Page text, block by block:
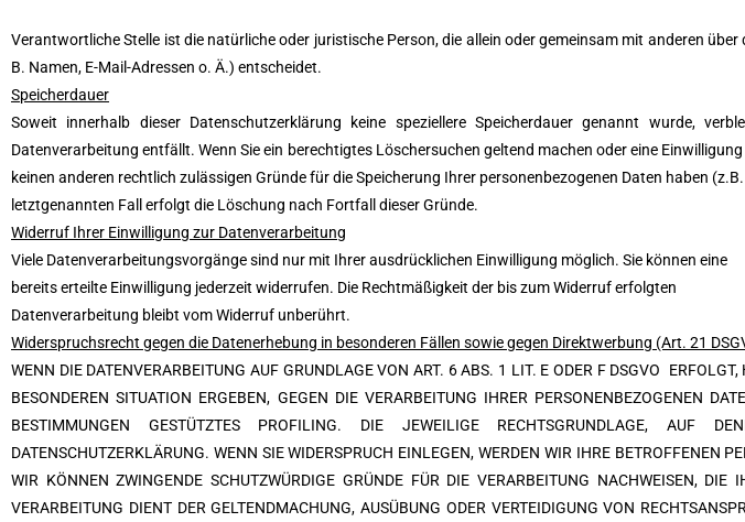
Verantwortliche Stelle ist die natürliche oder juristische Person, die allein oder gemeinsam mit anderen
B. Namen, E-Mail-Adressen o. Ä.) entscheidet.
Speicherdauer
Soweit innerhalb dieser Datenschutzerklärung keine speziellere Speicherdauer genannt wurde,
Datenverarbeitung entfällt. Wenn Sie ein berechtigtes Löschersuchen geltend machen oder eine
keinen anderen rechtlich zulässigen Gründe für die Speicherung Ihrer personenbezogenen Daten haben
letztgenannten Fall erfolgt die Löschung nach Fortfall dieser Gründe.
Widerruf Ihrer Einwilligung zur Datenverarbeitung
Viele Datenverarbeitungsvorgänge sind nur mit Ihrer ausdrücklichen Einwilligung möglich. Sie können eine
bereits erteilte Einwilligung jederzeit widerrufen. Die Rechtmäßigkeit der bis zum Widerruf erfolgten
Datenverarbeitung bleibt vom Widerruf unberührt.
Widerspruchsrecht gegen die Datenerhebung in besonderen Fällen sowie gegen Direktwerbung (Art. 21
WENN DIE DATENVERARBEITUNG AUF GRUNDLAGE VON ART. 6 ABS. 1 LIT. E ODER F DSGVO
BESONDEREN SITUATION ERGEBEN, GEGEN DIE VERARBEITUNG IHRER PERSONENBEZOGENEN
BESTIMMUNGEN GESTÜTZTES PROFILING. DIE JEWEILIGE RECHTSGRUNDLAGE, AUF
DATENSCHUTZERKLÄRUNG. WENN SIE WIDERSPRUCH EINLEGEN, WERDEN WIR IHRE BETROFFENEN
WIR KÖNNEN ZWINGENDE SCHUTZWÜRDIGE GRÜNDE FÜR DIE VERARBEITUNG NACHWEISEN, DIE
VERARBEITUNG DIENT DER GELTENDMACHUNG, AUSÜBUNG ODER VERTEIDIGUNG VON